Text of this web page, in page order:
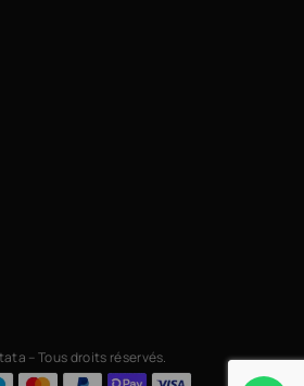
– Tous droits réservés.